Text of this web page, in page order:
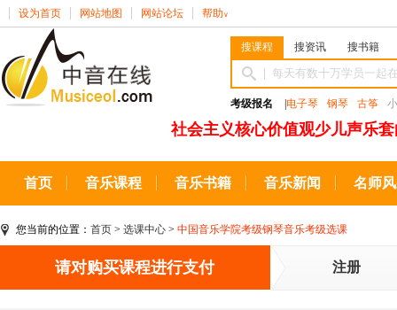
设为首页 网站地图 网站论坛 帮助 ∨
搜课程 搜资讯 搜书籍
考级报名 电子琴 钢琴 古筝
社会主义核心价值观少儿声乐
首页 音乐课程 音乐书籍 音乐新闻 名师
您当前的位置： 首页 > 选课中心 > 中国音乐学院考级钢琴音乐考级选课
请对购买课程进行支付 注册